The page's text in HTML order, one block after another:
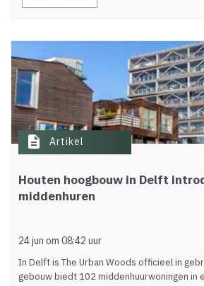
description Artikel
Houten hoogbouw in Delft
middenhuren
24 jun om 08:42 uur
In Delft is The Urban Woods officieel in
gebouw biedt 102 middenhuurwoningen in